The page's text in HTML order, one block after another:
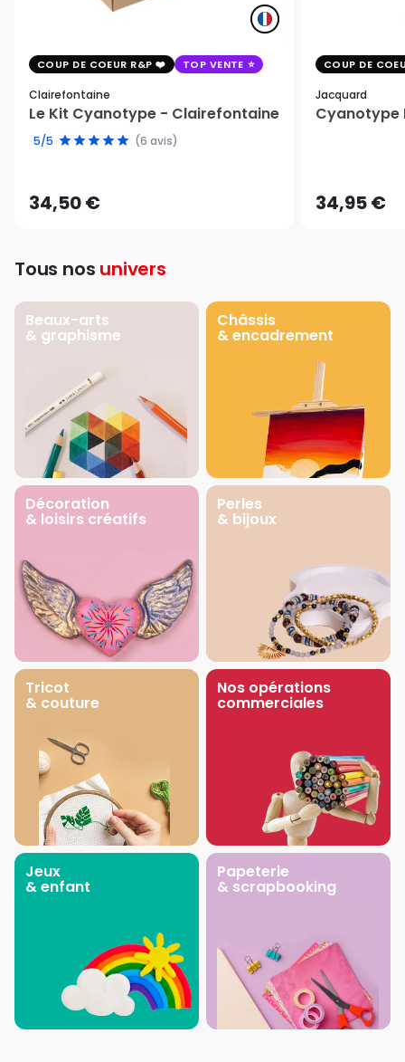
COUP DE COEUR R&P TOP VENTE
Clairefontaine
Le Kit Cyanotype - Clairefontaine
5/5 (6 avis)
34,50 €
COUP DE
Jacquard
Cyanotype
34,95 €
Tous nos univers
Beaux-arts
& graphisme
Châssis
& encadrement
Décoration
& loisirs créatifs
Perles
& bijoux
Tricot
& couture
Nos opérations
commerciales
Jeux
& enfant
Papeterie
& scrapbooking